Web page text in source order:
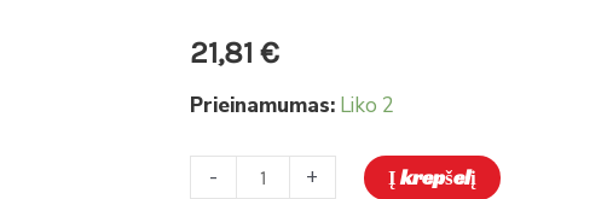
21,81€
Prieinamumas: Liko 2
-
riebokšlis.
+
Į krepšelį